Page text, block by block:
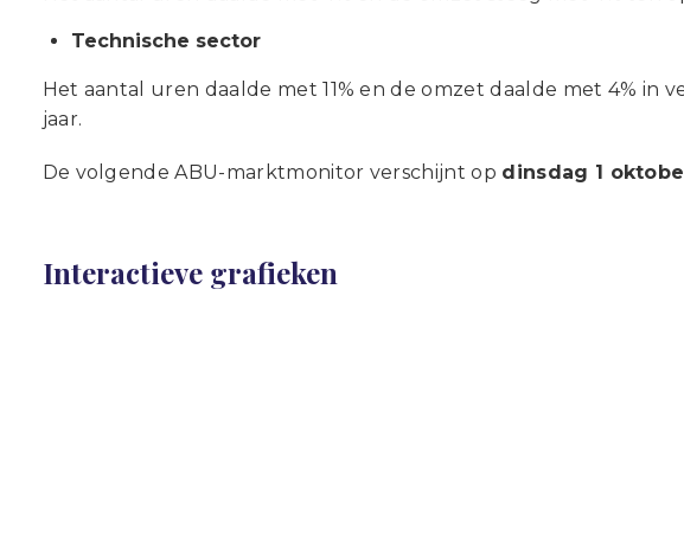
Technische sector
Het aantal uren daalde met 11% en de omzet daalde met 4% in
jaar.
De volgende ABU-marktmonitor verschijnt op dinsdag 1
Interactieve grafieken